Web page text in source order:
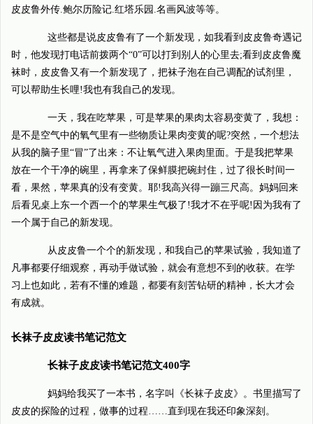
皮皮鲁外传.鲍尔历险记.红塔乐园.名画风波等等。
这些都是说皮皮鲁有了一个新发现，如我看到皮皮鲁奇遇记
时，他发现打电话前拨两个“0”可以打到别人的心里去;看到皮皮鲁魔
袜时，皮皮鲁又有一个新发现了，把袜子泡在自己调配的试剂里，
可以帮助生长哩!我也有我自己的发现。
一天，我在吃苹果，可是苹果的果肉太容易变黄了，我想：
是不是空气中的氧气里有一些物质让果肉变黄的呢?突然，一个想法
从我的脑子里“冒”了出来：不让氧气进入果肉里面。于是我把苹果
放在一个干净的碗里，再拿来了保鲜膜把碗封住，过了很长时间一
看，果然，苹果真的没有变黄。耶!我高兴得一蹦三尺高。妈妈回来
后看见桌上东一个西一个的苹果生气极了!我才不在乎呢!因为我有了
一个属于自己的新发现。
从皮皮鲁一个个的新发现，和我自己的苹果试验，我知道了
凡事都要仔细观察，再动手做试验，就会有意想不到的收获。在学
习上也如此，若有不懂的难题，都要有刻苦钻研的精神，长大才会
有成就。
长袜子皮皮读书笔记范文
长袜子皮皮读书笔记范文400字
妈妈给我买了一本书，名字叫《长袜子皮皮》。书里描写了
皮皮的探险的过程，做事的过程……直到现在我还印象深刻。